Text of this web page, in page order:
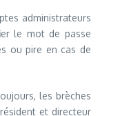
administrateurs
le mot de passe
ou pire en cas de
les brèches
et directeur